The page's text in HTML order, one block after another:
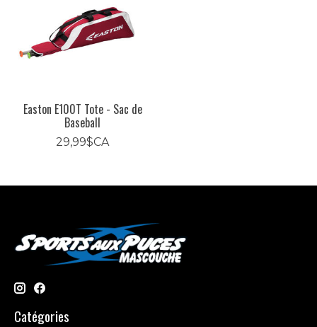
Easton E100T Tote - Sac de
Baseball
29,99$CA
Catégories